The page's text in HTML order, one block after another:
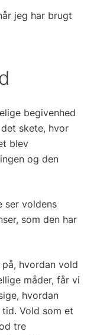
jeg har brugt
begivenhed
skete, hvor
blev
og den
ser voldens
som den har
hvordan vold
måder, får vi
hvordan
Vold som et
tre